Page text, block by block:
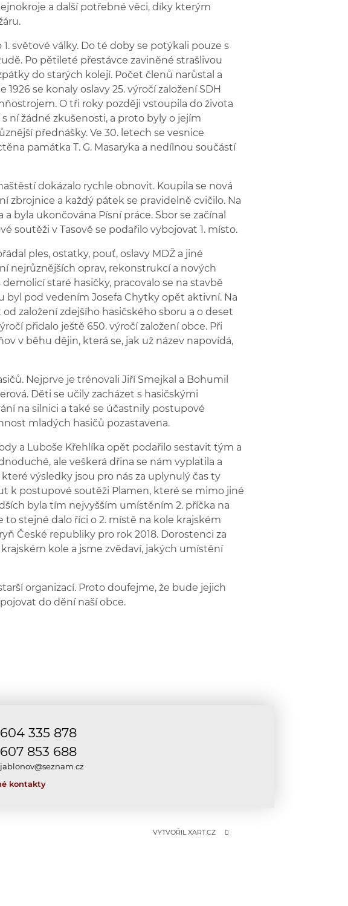
a další potřebné věci, díky kterým
světové války. Do té doby se potýkali pouze s
Po pětileté přestávce zaviněné strašlivou
do starých kolejí. Počet členů narůstal a
1926 se konaly oslavy 25. výročí založení SDH
O tři roky později vstoupila do života
ní žádné zkušenosti, a proto byly o jejím
přednášky. Ve 30. letech se vesnice
památka T. G. Masaryka a nedílnou součástí
dokázalo rychle obnovit. Koupila se nová
zbrojnice a každý pátek se pravidelně cvičilo. Na
byla ukončována Písní práce. Sbor se začínal
soutěži v Tasově se podařilo vybojovat 1. místo.
ples, ostatky, pouť, oslavy MDŽ a jiné
nejrůznějších oprav, rekonstrukcí a nových
staré hasičky, pracovalo se na stavbě
byl pod vedením Josefa Chytky opět aktivní. Na
založení zdejšího hasičského sboru a o deset
přidalo ještě 650. výročí založení obce. Při
v běhu dějin, která se, jak už název napovídá,
Nejprve je trénovali Jiří Smejkal a Bohumil
Děti se učily zacházet s hasičskými
na silnici a také se účastnily postupové
mladých hasičů pozastavena.
a Luboše Křehlíka opět podařilo sestavit tým a
ale veškerá dřina se nám vyplatila a
výsledky jsou pro nás za uplynulý čas ty
k postupové soutěži Plamen, které se mimo jiné
byla tím nejvyšším umístěním 2. příčka na
to stejné dalo říci o 2. místě na kole krajském
České republiky pro rok 2018. Dorostenci za
kole a jsme zvědaví, jakých umístění
organizací. Proto doufejme, že bude jejich
do dění naší obce.
604 335 878
607 853 688
kontakty
VYTVOŘIL XART.CZ